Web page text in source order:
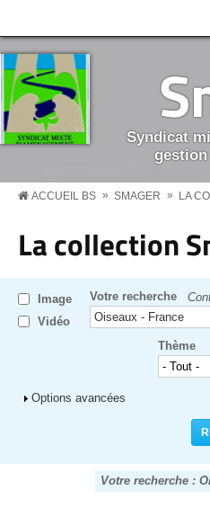
Syndicat
BS MENU
ACCUEIL BS » SMAGER » LA
La collection
Image
Vidéo
Votre recherche
Thème
Afficher
Options avancées
Votre recherche :